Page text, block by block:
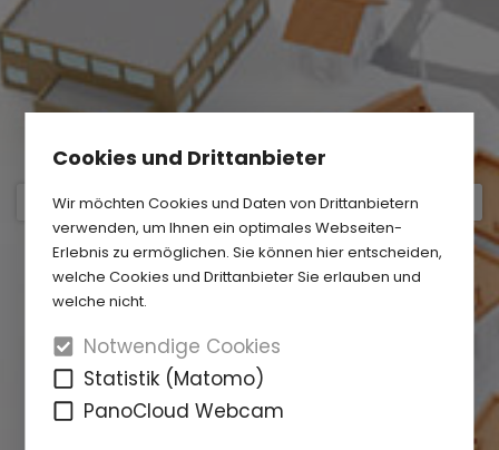
Cookies und Drittanbieter
Wir möchten Cookies und Daten von Drittanbietern
verwenden, um Ihnen ein optimales Webseiten-
Erlebnis zu ermöglichen. Sie können hier entscheiden,
welche Cookies und Drittanbieter Sie erlauben und
welche nicht.
Notwendige Cookies
Statistik (Matomo)
PanoCloud Webcam